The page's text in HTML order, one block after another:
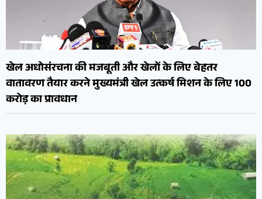
खेल अधोसंरचना की मजबूती और खेलों के लिए बेहतर
वातावरण तैयार करने मुख्यमंत्री खेल उत्कर्ष मिशन के लिए 100
करोड़ का प्रावधान